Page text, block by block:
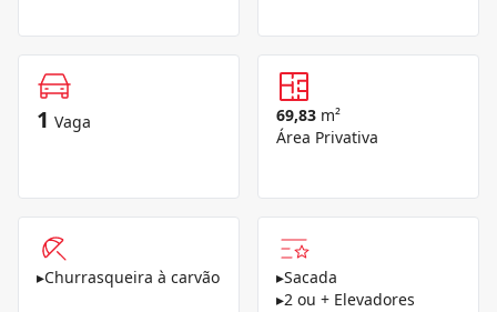
1 Vaga 69,83 m²
Área Privativa
▸Churrasqueira à carvão ▸Sacada
▸2 ou + Elevadores